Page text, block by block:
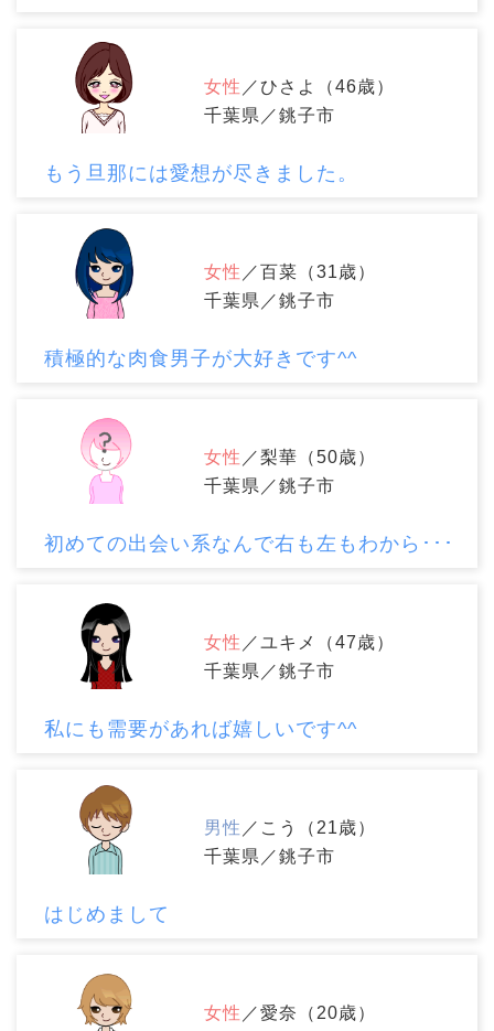
女性 ／ひさよ（46歳）
千葉県／銚子市
もう旦那には愛想が尽きました。
女性 ／百菜（31歳）
千葉県／銚子市
積極的な肉食男子が大好きです^^
女性 ／梨華（50歳）
千葉県／銚子市
初めての出会い系なんで右も左もわから･･･
女性 ／ユキメ（47歳）
千葉県／銚子市
私にも需要があれば嬉しいです^^
男性 ／こう（21歳）
千葉県／銚子市
はじめまして
女性 ／愛奈（20歳）